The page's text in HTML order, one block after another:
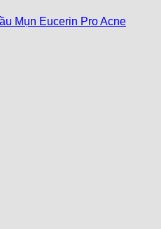
Mụn Eucerin Pro Acne